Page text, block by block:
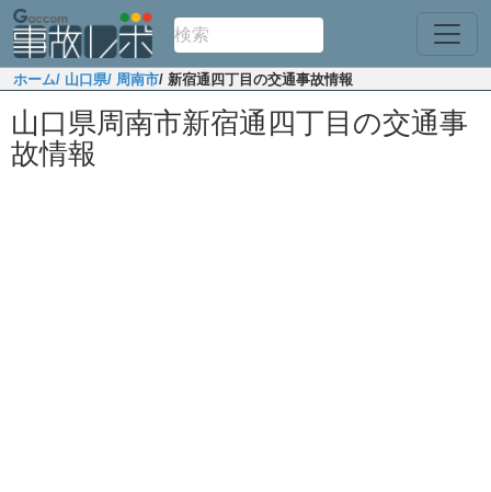
ホーム/ 山口県/ 周南市/ 新宿通四丁目の交通事故情報
山口県周南市新宿通四丁目の交通事
故情報